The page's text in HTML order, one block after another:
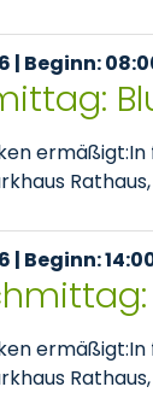
| Beginn:
ermäßigt:In
| Beginn:
ermäßigt:In